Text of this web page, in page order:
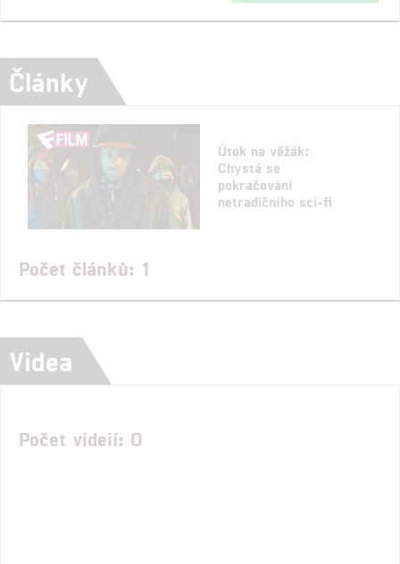
Články
Útok na věžák:
Chystá se
pokračování
netradičního sci-fi
Počet článků: 1
Videa
Počet videií: 0